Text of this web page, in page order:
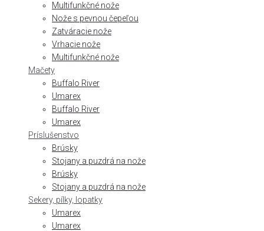
Multifunkčné nože
Nože s pevnou čepeľou
Zatváracie nože
Vrhacie nože
Multifunkčné nože
Mačety
Buffalo River
Umarex
Buffalo River
Umarex
Príslušenstvo
Brúsky
Stojany a puzdrá na nože
Brúsky
Stojany a puzdrá na nože
Sekery, pílky, lopatky
Umarex
Umarex